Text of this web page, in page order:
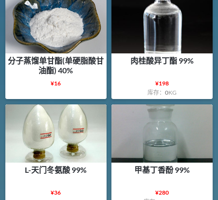
分子蒸馏单甘酯(单硬脂酸甘
油酯) 40%
¥16
肉桂酸异丁酯 99%
¥198
库存：0KG
L-天门冬氨酸 99%
¥36
甲基丁香酚 99%
¥280